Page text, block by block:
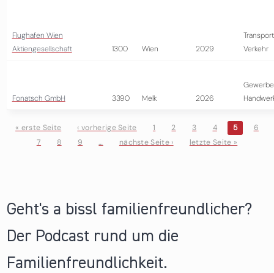
Flughafen Wien
Aktiengesellschaft
1300 Wien 2029
Verkehr
Fonatsch GmbH 3390 Melk 2026
Seiten
« erste Seite ‹ vorherige Seite 1 2 3 4 5
6
7
8 9 … nächste Seite › letzte Seite »
Geht's a bissl familienfreundlicher?
Der Podcast rund um die
Familienfreundlichkeit.